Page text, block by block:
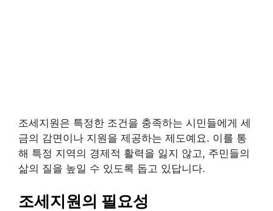
조세지원은 특정한 조건을 충족하는 시민들에게 세
금의 감면이나 지원을 제공하는 제도예요. 이를 통
해 특정 지역의 경제적 활력을 잃지 않고, 주민들의
삶의 질을 높일 수 있도록 돕고 있답니다.
조세지원의 필요성